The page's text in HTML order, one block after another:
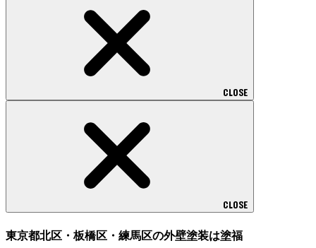
CLOSE
CLOSE
東京都北区・板橋区・練馬区の外壁塗装は塗福